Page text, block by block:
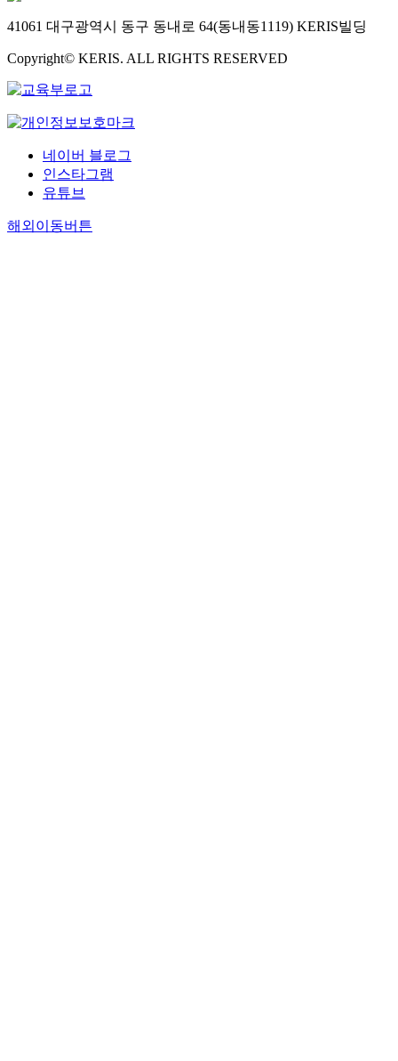
41061 대구광역시 동구 동내로 64(동내동1119) KERIS빌딩
Copyright© KERIS. ALL RIGHTS RESERVED
네이버 블로그
인스타그램
유튜브
해외이동버튼